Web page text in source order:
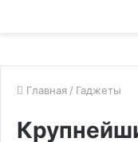
Главная / Гаджеты